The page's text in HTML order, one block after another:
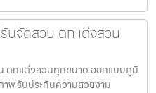
บจัดสวน ตกแต่งสวน
ตกแต่งสวนทุกขนาด ออกแบบภูมิ
พ รับประกันความสวยงาม